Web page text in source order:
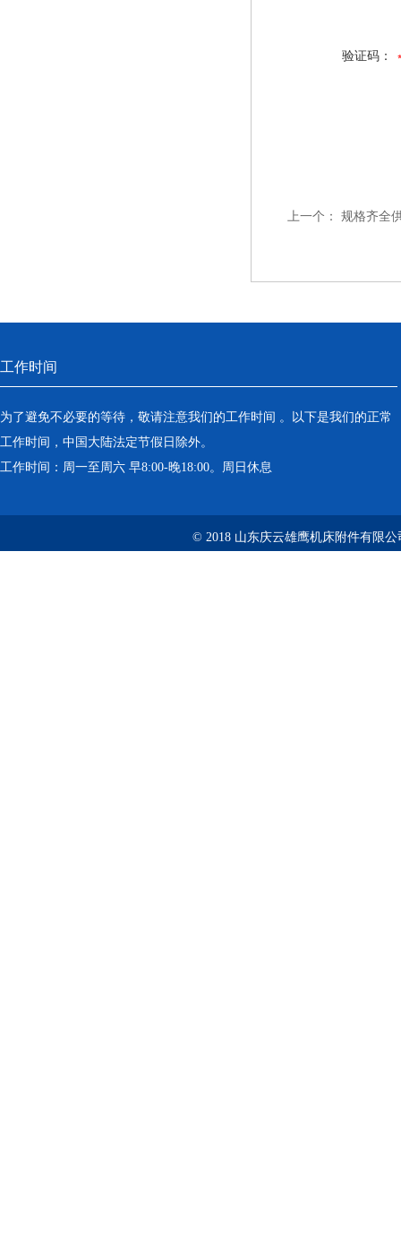
验证码：
上一个： 规格齐全
工作时间
为了避免不必要的等待，敬请注意我们的工作时间 。以下是我们的正常
工作时间，中国大陆法定节假日除外。
工作时间：周一至周六 早8:00-晚18:00。周日休息
© 2018 山东庆云雄鹰机床附件有限